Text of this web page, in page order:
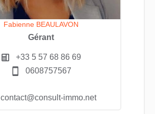
Fabienne BEAULAVON
Gérant
+33 5 57 68 86 69
0608757567
contact@consult-immo.net